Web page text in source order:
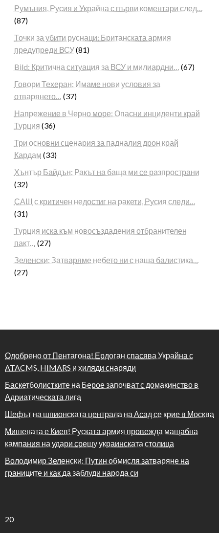
Румъния, Русия и Украйна с първи коментари след…
(87)
Точки за убити руснаци: Британската армия
предупреди ВСУ(81)
Bild: Критична ситуация за ВСУ и милиардни… (67)
Говори Техеран: Имаме нови условия за
отварянето… (37)
Напрежение в Черно море: Опасни инциденти край
Турция (36)
Три основни сценария за падналия дрон край
Кардам (33)
Хънтър Байдън: Ракът на баща ми се разпространи
(32)
САЩ с критичен недостиг на ракети, Русия следи…
(31)
Турция иска към новосъздадения отбранителен
пакт… (27)
Зеленски: Затваряме небето ни с наша балистика…
(27)
Одобрено от Пентагона! Ердоган спасява Украйна с
ATACMS, HIMARS и хиляди снаряди
Баскетболистките на Берое започват с домакинство в
Адриатическата лига
Шефът на шпионската централа на Асад се крие в Москва
Мишената е Киев! Руската армия провежда мащабна
кампания на удари срещу украинската столица
Володимир Зеленски: Путин обмисля затваряне на
границите и как да заблуди народа си
20